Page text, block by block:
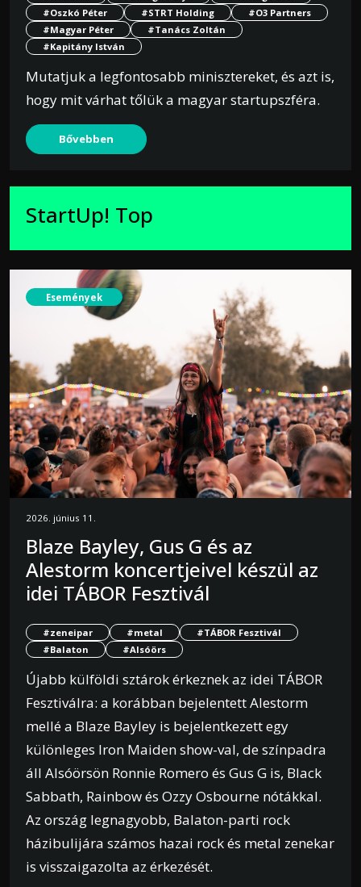
#Oszkó Péter
#STRT Holding
#O3 Partners
#Magyar Péter
#Tanács Zoltán
#Kapitány István
Mutatjuk a legfontosabb minisztereket, és azt is,
hogy mit várhat tőlük a magyar startupszféra.
Bővebben
StartUp! Top
Események
2026. június 11.
Blaze Bayley, Gus G és az
Alestorm koncertjeivel készül az
idei TÁBOR Fesztivál
#zeneipar #metal
#TÁBOR Fesztivál
#Balaton
#Alsóörs
Újabb külföldi sztárok érkeznek az idei TÁBOR
Fesztiválra: a korábban bejelentett Alestorm
mellé a Blaze Bayley is bejelentkezett egy
különleges Iron Maiden show-val, de színpadra
áll Alsóörsön Ronnie Romero és Gus G is, Black
Sabbath, Rainbow és Ozzy Osbourne nótákkal.
Az ország legnagyobb, Balaton-parti rock
házibulijára számos hazai rock és metal zenekar
is visszaigazolta az érkezését.